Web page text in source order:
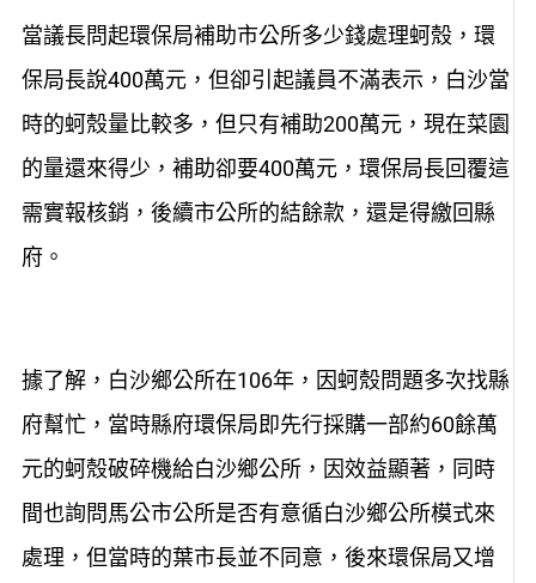
當議長問起環保局補助市公所多少錢處理蚵殼，環
保局長說400萬元，但卻引起議員不滿表示，白沙當
時的蚵殼量比較多，但只有補助200萬元，現在菜園
的量還來得少，補助卻要400萬元，環保局長回覆這
需實報核銷，後續市公所的結餘款，還是得繳回縣
府。
據了解，白沙鄉公所在106年，因蚵殼問題多次找縣
府幫忙，當時縣府環保局即先行採購一部約60餘萬
元的蚵殼破碎機給白沙鄉公所，因效益顯著，同時
間也詢問馬公市公所是否有意循白沙鄉公所模式來
處理，但當時的葉市長並不同意，後來環保局又增